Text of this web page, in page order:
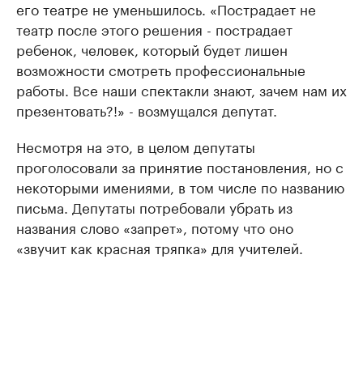
его театре не уменьшилось. «Пострадает не
театр после этого решения - пострадает
ребенок, человек, который будет лишен
возможности смотреть профессиональные
работы. Все наши спектакли знают, зачем нам их
презентовать?!» - возмущался депутат.
Несмотря на это, в целом депутаты
проголосовали за принятие постановления, но с
некоторыми имениями, в том числе по названию
письма. Депутаты потребовали убрать из
названия слово «запрет», потому что оно
«звучит как красная тряпка» для учителей.